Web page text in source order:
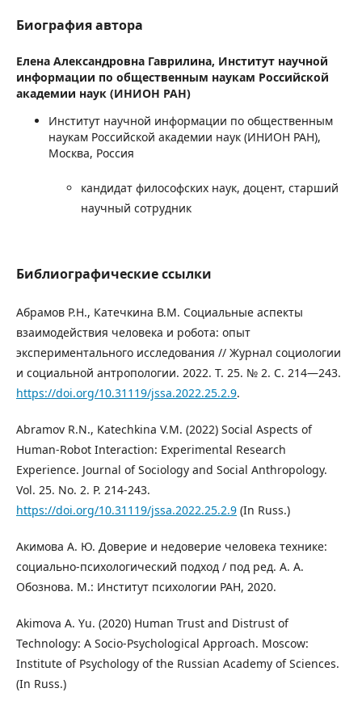
Биография автора
Елена Александровна Гаврилина, Институт научной
информации по общественным наукам Российской
академии наук (ИНИОН РАН)
Институт научной информации по общественным
наукам Российской академии наук (ИНИОН РАН),
Москва, Россия
кандидат философских наук, доцент, старший
научный сотрудник
Библиографические ссылки
Абрамов Р.Н., Катечкина В.М. Социальные аспекты
взаимодействия человека и робота: опыт
экспериментального исследования // Журнал социологии
и социальной антропологии. 2022. Т. 25. № 2. С. 214—243.
https://doi.org/10.31119/jssa.2022.25.2.9.
Abramov R.N., Katechkina V.M. (2022) Social Aspects of
Human-Robot Interaction: Experimental Research
Experience. Journal of Sociology and Social Anthropology.
Vol. 25. No. 2. P. 214-243.
https://doi.org/10.31119/jssa.2022.25.2.9 (In Russ.)
Акимова А. Ю. Доверие и недоверие человека технике:
социально-психологический подход / под ред. А. А.
Обознова. М.: Институт психологии РАН, 2020.
Akimova A. Yu. (2020) Human Trust and Distrust of
Technology: A Socio-Psychological Approach. Moscow:
Institute of Psychology of the Russian Academy of Sciences.
(In Russ.)